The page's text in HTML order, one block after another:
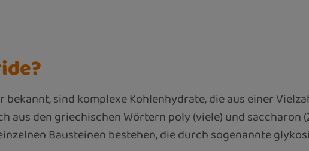
sind komplexe Kohlenhydrate, die aus einer
aus den griechischen Wörtern poly (viele) und saccharon
Bausteinen bestehen, die durch sogenannte